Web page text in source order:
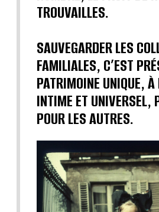
TROUVAILLES.
SAUVEGARDER LES
FAMILIALES, C’EST
PATRIMOINE UNIQUE,
INTIME ET UNIVERSEL,
POUR LES AUTRES.